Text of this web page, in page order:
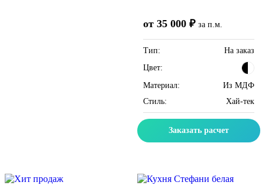
от 35 000 ₽ за п.м.
Тип:
На заказ
Цвет:
Материал:
Из МДФ
Стиль:
Хай-тек
Заказать расчет